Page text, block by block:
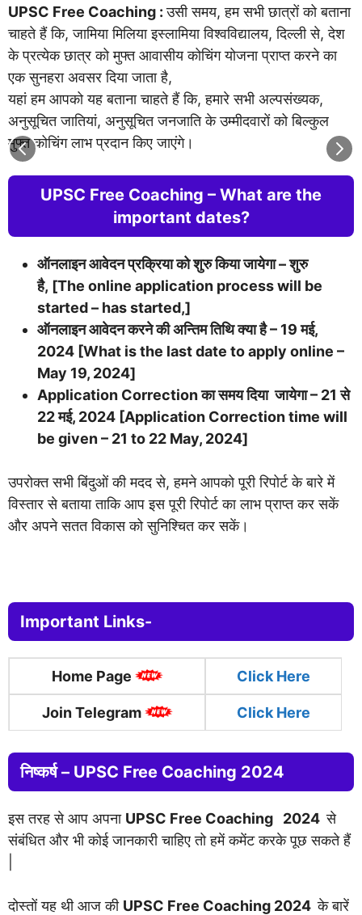
UPSC Free Coaching :उसी समय, हम सभी छात्रों को बताना
चाहते हैं कि, जामिया मिलिया इस्लामिया विश्वविद्यालय, दिल्ली से, देश
के प्रत्येक छात्र को मुफ्त आवासीय कोचिंग योजना प्राप्त करने का
एक सुनहरा अवसर दिया जाता है,
यहां हम आपको यह बताना चाहते हैं कि, हमारे सभी अल्पसंख्यक,
अनुसूचित जातियां, अनुसूचित जनजाति के उम्मीदवारों को बिल्कुल
मुफ्त कोचिंग लाभ प्रदान किए जाएंगे।
UPSC Free Coaching – What are the
important dates?
ऑनलाइन आवेदन प्रक्रिया को शुरु किया जायेगा – शुरु
है, [The online application process will be
started – has started,]
ऑनलाइन आवेदन करने की अन्तिम तिथि क्या है – 19 मई,
2024 [What is the last date to apply online –
May 19, 2024]
Application Correction का समय दिया जायेगा – 21 से
22 मई, 2024 [Application Correction time will
be given – 21 to 22 May, 2024]
उपरोक्त सभी बिंदुओं की मदद से, हमने आपको पूरी रिपोर्ट के बारे में
विस्तार से बताया ताकि आप इस पूरी रिपोर्ट का लाभ प्राप्त कर सकें
और अपने सतत विकास को सुनिश्चित कर सकें।
Important Links-
Home Page Click Here
Join Telegram Click Here
निष्कर्ष – UPSC Free Coaching 2024
इस तरह से आप अपना UPSC Free Coaching 2024से
संबंधित और भी कोई जानकारी चाहिए तो हमें कमेंट करके पूछ सकते हैं
दोस्तों यह थी आज की UPSC Free Coaching 2024के बारें